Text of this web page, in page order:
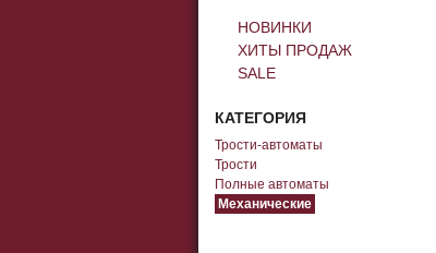
НОВИНКИ
ХИТЫ ПРОДАЖ
SALE
КАТЕГОРИЯ
Трости-автоматы
Трости
Полные автоматы
Механические